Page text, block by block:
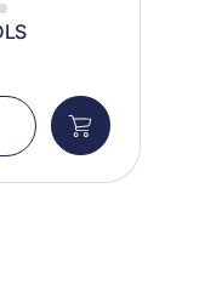
Добавить
в
корзину